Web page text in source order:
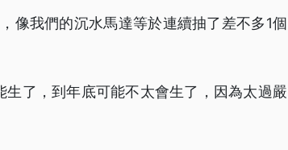
像我們的沉水馬達等於連續抽了差不多1個
了，到年底可能不太會生了，因為太過嚴